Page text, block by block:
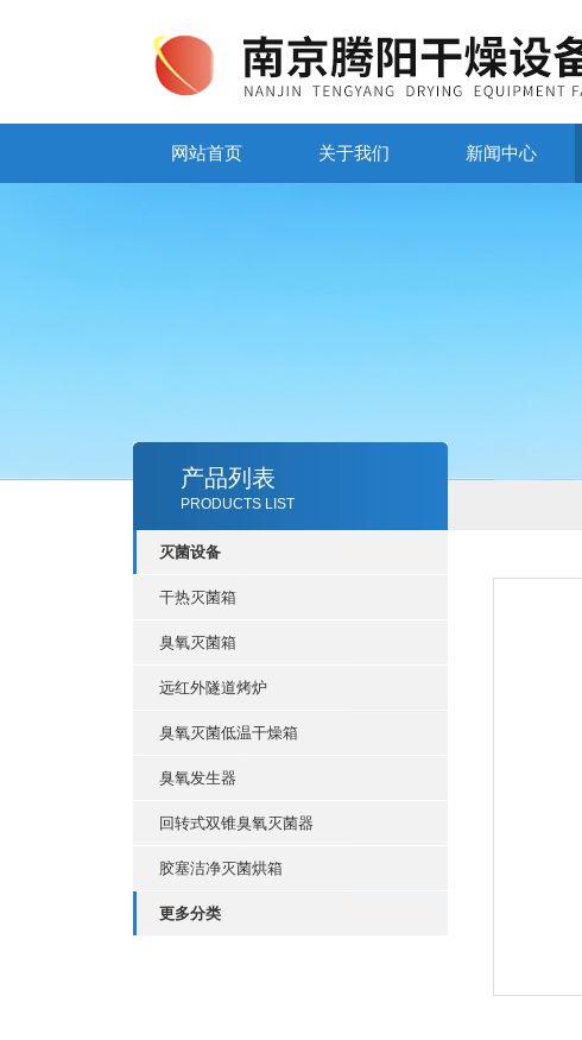
网站首页 关于我们 新闻中心
产品列表
PRODUCTS LIST
灭菌设备
干热灭菌箱
臭氧灭菌箱
远红外隧道烤炉
臭氧灭菌低温干燥箱
臭氧发生器
回转式双锥臭氧灭菌器
胶塞洁净灭菌烘箱
更多分类